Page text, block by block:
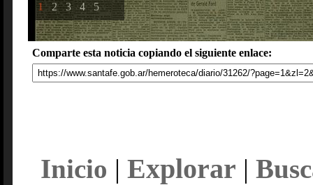
1 2 3 4 5
Comparte esta noticia copiando el siguiente enlace:
Inicio | Explorar |